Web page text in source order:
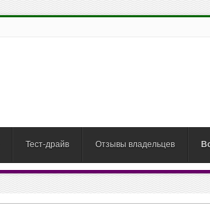
Тест-драйв Отзывы владельцев